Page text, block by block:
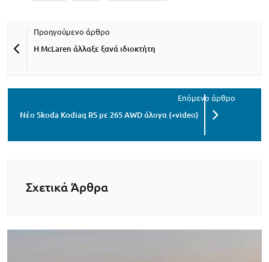
H McLaren άλλαξε ξανά ιδιοκτήτη
Νέο Skoda Kodiaq RS με 265 AWD άλογα (+video)
Σχετικά Άρθρα